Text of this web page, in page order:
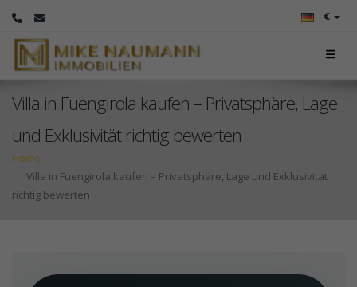
€
Villa in Fuengirola kaufen – Privatsphäre, Lage
und Exklusivität richtig bewerten
Home
Villa in Fuengirola kaufen – Privatsphäre, Lage und Exklusivität
richtig bewerten